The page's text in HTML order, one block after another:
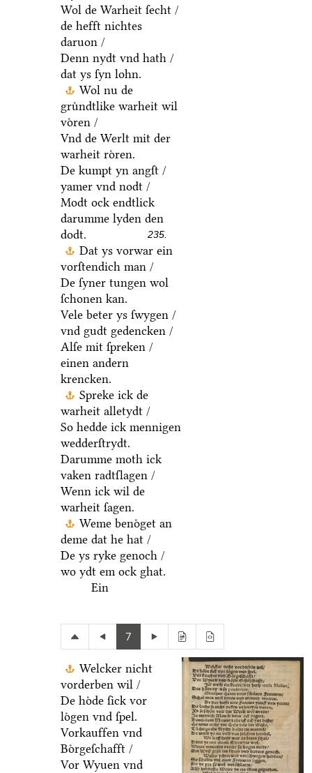
Wol de Warheit ſecht /
de hefft nichtes
daruon /
Denn nydt vnd hath /
dat ys ſyn lohn.
Wol nu de
gruͤndtlike warheit wil
voͤren /
Vnd de Werlt mit der
warheit roͤren.
De kumpt yn angſt /
yamer vnd nodt /
Modt ock endtlick
darumme lyden den
dodt.
235.
Dat ys vorwar ein
vorſtendich man /
De ſyner tungen wol
ſchonen kan.
Vele beter ys ſwygen /
vnd gudt gedencken /
Alſe mit ſpreken /
einen andern
krencken.
Spreke ick de
warheit alletydt /
So hedde ick mennigen
wedderſtrydt.
Darumme moth ick
vaken radtſlagen /
Wenn ick wil de
warheit ſagen.
Weme benoͤget an
deme dat he hat /
De ys ryke genoch /
wo ydt em ock ghat.
Ein
7
Welcker nicht
vorderben wil /
De hoͤde ſick vor
loͤgen vnd ſpel.
Vorkauffen vnd
Boͤrgeſchafft /
Vor Wyuen vnd